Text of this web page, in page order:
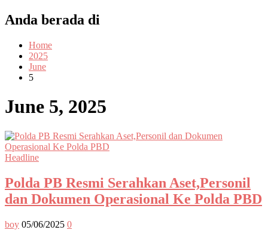
Anda berada di
Home
2025
June
5
June 5, 2025
Headline
Polda PB Resmi Serahkan Aset,Personil
dan Dokumen Operasional Ke Polda PBD
boy 05/06/2025 0